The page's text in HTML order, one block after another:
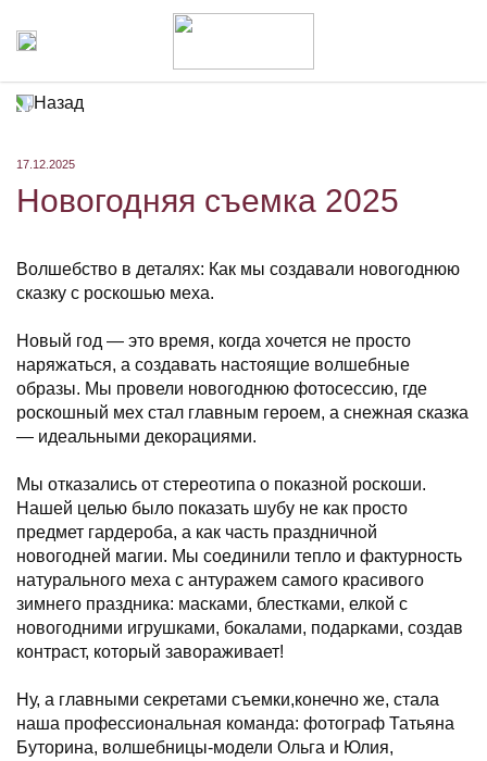
Назад
17.12.2025
Новогодняя съемка 2025
Волшебство в деталях: Как мы создавали новогоднюю
сказку с роскошью меха.
Новый год — это время, когда хочется не просто
наряжаться, а создавать настоящие волшебные
образы. Мы провели новогоднюю фотосессию, где
роскошный мех стал главным героем, а снежная сказка
— идеальными декорациями.
Мы отказались от стереотипа о показной роскоши.
Нашей целью было показать шубу не как просто
предмет гардероба, а как часть праздничной
новогодней магии. Мы соединили тепло и фактурность
натурального меха с антуражем самого красивого
зимнего праздника: масками, блестками, елкой с
новогодними игрушками, бокалами, подарками, создав
контраст, который завораживает!
Ну, а главными секретами съемки,конечно же, стала
наша профессиональная команда: фотограф Татьяна
Буторина, волшебницы-модели Ольга и Юлия,